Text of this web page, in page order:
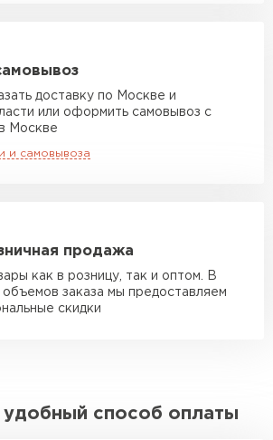
до 80 м3
13,5 м
5 тн
10 тн
8 м
13,5 м
С ДОСТАВКОЙ
доставку по Москве и
или оформить самовывоз с
Москве
и самовывоза
продажа
как в розницу, так и оптом. В
объемов заказа мы предоставляем
скидки
удобный способ оплаты